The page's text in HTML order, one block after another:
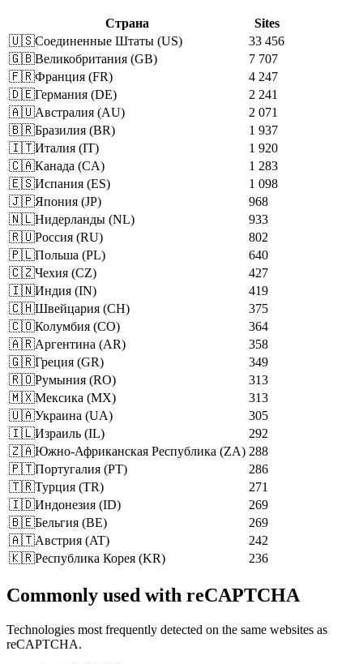
Страна
Sites
🇺🇸Соединенные Штаты (US)
33 456
🇬🇧Великобритания (GB)
7 707
🇫🇷Франция (FR)
4 247
🇩🇪Германия (DE)
2 241
🇦🇺Австралия (AU)
2 071
🇧🇷Бразилия (BR)
1 937
🇮🇹Италия (IT)
1 920
🇨🇦Канада (CA)
1 283
🇪🇸Испания (ES)
1 098
🇯🇵Япония (JP)
968
🇳🇱Нидерланды (NL)
933
🇷🇺Россия (RU)
802
🇵🇱Польша (PL)
640
🇨🇿Чехия (CZ)
427
🇮🇳Индия (IN)
419
🇨🇭Швейцария (CH)
375
🇨🇴Колумбия (CO)
364
🇦🇷Аргентина (AR)
358
🇬🇷Греция (GR)
349
🇷🇴Румыния (RO)
313
🇲🇽Мексика (MX)
313
🇺🇦Украина (UA)
305
🇮🇱Израиль (IL)
292
🇿🇦Южно-Африканская Республика (ZA) 288
🇵🇹Португалия (PT)
286
🇹🇷Турция (TR)
271
🇮🇩Индонезия (ID)
269
🇧🇪Бельгия (BE)
269
🇦🇹Австрия (AT)
242
🇰🇷Республика Корея (KR) 236
Commonly used with reCAPTCHA
Technologies most frequently detected on the same websites as
reCAPTCHA.